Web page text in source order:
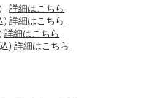
詳細はこちら
) 詳細はこちら
詳細はこちら
) 詳細はこちら